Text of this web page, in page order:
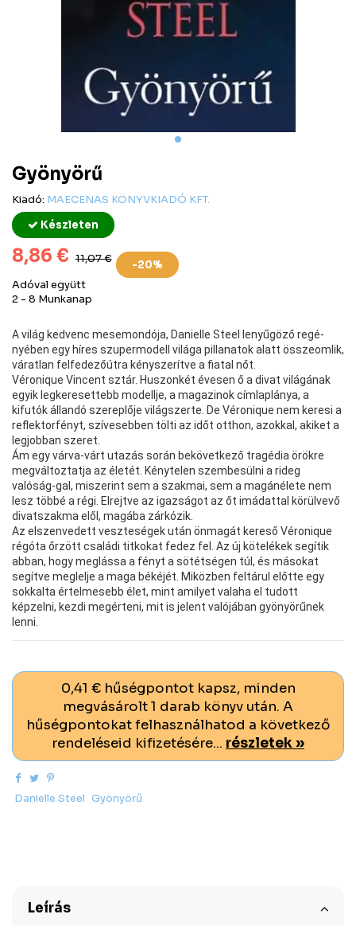
Gyönyörű
Kiadó: MAECENAS KÖNYVKIADÓ KFT.
Készleten
8,86 € 11,07 €
-20%
Adóval együtt
2 - 8 Munkanap
A világ kedvenc mesemondója, Danielle Steel lenyűgöző regé-
nyében egy híres szupermodell világa pillanatok alatt összeomlik,
váratlan felfedezőútra kényszerítve a fiatal nőt.
Véronique Vincent sztár. Huszonkét évesen ő a divat világának
egyik legkeresettebb modellje, a magazinok címlaplánya, a
kifutók állandó szereplője világszerte. De Véronique nem keresi a
reflektorfényt, szívesebben tölti az időt otthon, azokkal, akiket a
legjobban szeret.
Ám egy várva-várt utazás során bekövetkező tragédia örökre
megváltoztatja az életét. Kénytelen szembesülni a rideg
valóság-gal, miszerint sem a szakmai, sem a magánélete nem
lesz többé a régi. Elrejtve az igazságot az őt imádattal körülvevő
divatszakma elől, magába zárkózik.
Az elszenvedett veszteségek után önmagát kereső Véronique
régóta őrzött családi titkokat fedez fel. Az új kötelékek segítik
abban, hogy meglássa a fényt a sötétségen túl, és másokat
segítve meglelje a maga békéjét. Miközben feltárul előtte egy
sokkalta értelmesebb élet, mint amilyet valaha el tudott
képzelni, kezdi megérteni, mit is jelent valójában gyönyörűnek
lenni.
0,41 € hűségpontot kapsz, minden
megvásárolt 1 darab könyv után. A
hűségpontokat felhasználhatod a következő
rendeléseid kifizetésére... részletek »
Danielle Steel Gyönyörű
Leírás